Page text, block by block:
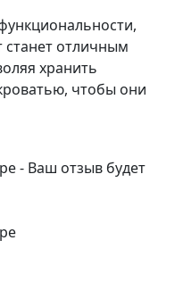
станет отличным
хранить
чтобы они
- Ваш отзыв будет